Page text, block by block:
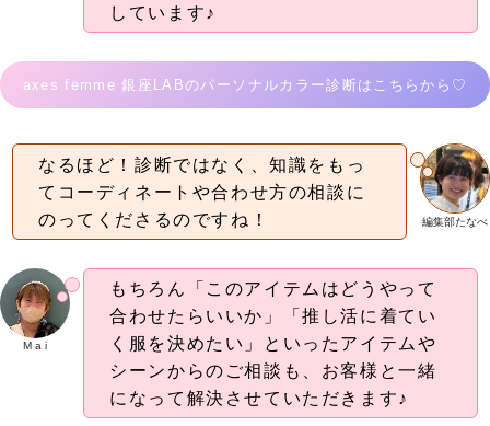
しています♪
axes femme 銀座LABのパーソナルカラー診断はこちらから♡
編集部たなべ
なるほど！診断ではなく、知識をもっ
てコーディネートや合わせ方の相談に
のってくださるのですね！
M a i
もちろん「このアイテムはどうやって
合わせたらいいか」「推し活に着てい
く服を決めたい」といったアイテムや
シーンからのご相談も、お客様と一緒
になって解決させていただきます♪